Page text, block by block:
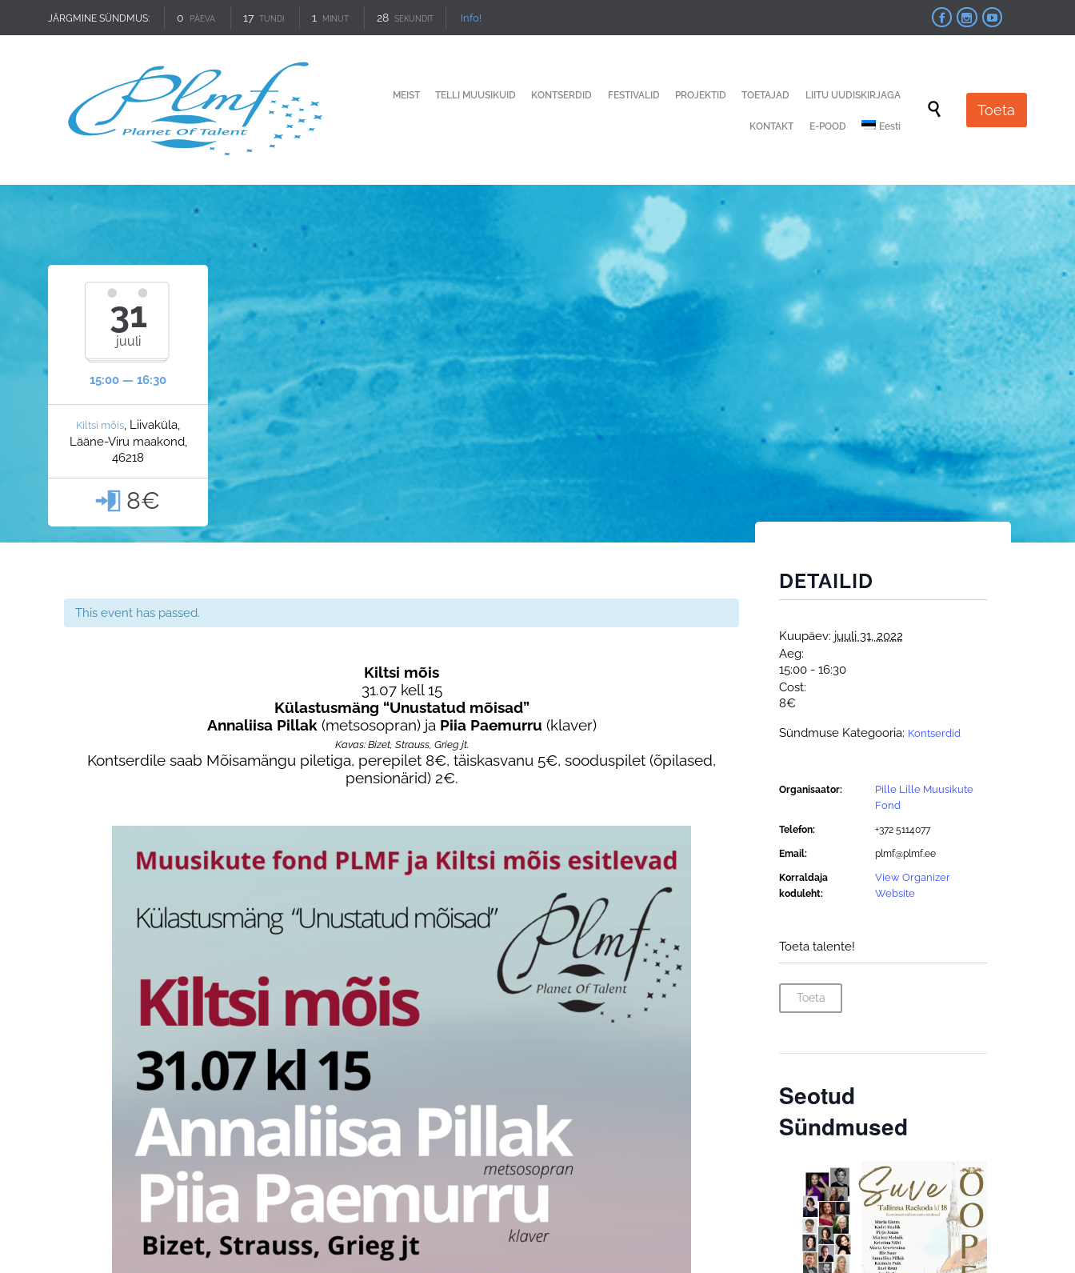
JÄRGMINE SÜNDMUS: 0 PÄEVA 17 TUNDI 1 MINUT 27 SEKUNDIT Info!   
content
MEIST TELLI MUUSIKUID KONTSERDID FESTIVALID PROJEKTID TOETAJAD LIITU UUDISKIRJAGA
KONTAKT E-POOD Eesti
 Toeta
31
juuli
15:00 — 16:30
Kiltsi mõis, Liivaküla,
Lääne-Viru maakond,
46218
 8€
This event has passed.
Kiltsi mõis
31.07 kell 15
Külastusmäng “Unustatud mõisad”
Annaliisa Pillak(metsosopran) ja Piia Paemurru (klaver)
Kavas: Bizet, Strauss, Grieg jt.
Kontserdile saab Mõisamängu piletiga, perepilet 8€, täiskasvanu 5€, sooduspilet (õpilased,
pensionärid) 2€.
DETAILID
Kuupäev: juuli 31, 2022
Aeg:
15:00 - 16:30
Cost:
8€
Sündmuse Kategooria: Kontserdid
Organisaator:
Pille Lille Muusikute
Fond
Telefon: +372 5114077
Email: plmf@plmf.ee
Korraldaja
koduleht:
View Organizer
Website
Toeta talente!
Toeta
Seotud
Sündmused